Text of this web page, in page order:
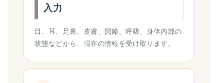
入力
目、耳、足裏、皮膚、関節、呼吸、身体内部の
状態などから、現在の情報を受け取ります。